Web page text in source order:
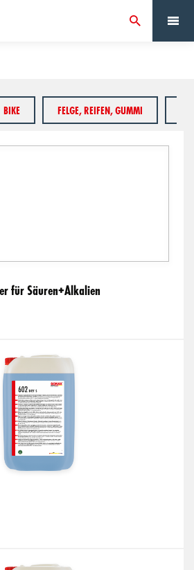
BIKE FELGE, REIFEN, GUMMI
für Säuren+Alkalien